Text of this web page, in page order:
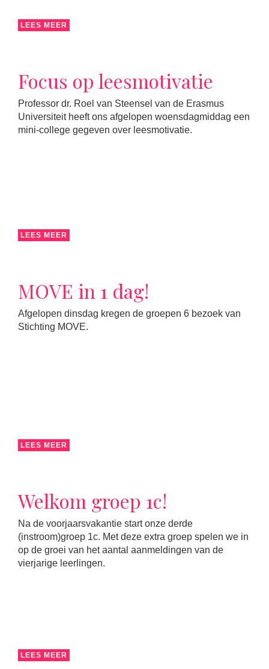
LEES MEER
Focus op leesmotivatie
Professor dr. Roel van Steensel van de Erasmus
Universiteit heeft ons afgelopen woensdagmiddag een
mini-college gegeven over leesmotivatie.
LEES MEER
MOVE in 1 dag!
Afgelopen dinsdag kregen de groepen 6 bezoek van
Stichting MOVE.
LEES MEER
Welkom groep 1c!
Na de voorjaarsvakantie start onze derde
(instroom)groep 1c. Met deze extra groep spelen we in
op de groei van het aantal aanmeldingen van de
vierjarige leerlingen.
LEES MEER